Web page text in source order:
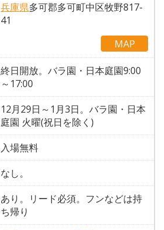
兵庫県多可郡多可町中区牧野817-
41
MAP
終日開放。バラ園・日本庭園9:00
～17:00
12月29日～1月3日。バラ園・日本
庭園 火曜(祝日を除く)
入場無料
なし。
あり。リード必須。フンなどは持
ち帰り